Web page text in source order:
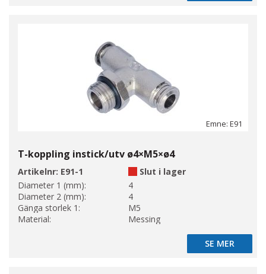
Emne: E91
T-koppling instick/utv ø4×M5×ø4
Artikelnr: E91-1
Slut i lager
Diameter 1 (mm):
4
Diameter 2 (mm):
4
Gänga storlek 1:
M5
Material:
Messing
SE MER
SE MER